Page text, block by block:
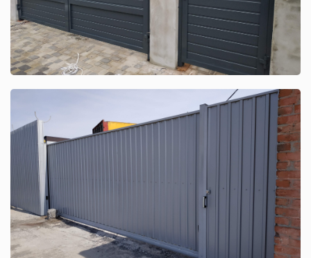
Смотреть кейс
Монтаж откатных ворот собственного
производства
Смотреть кейс